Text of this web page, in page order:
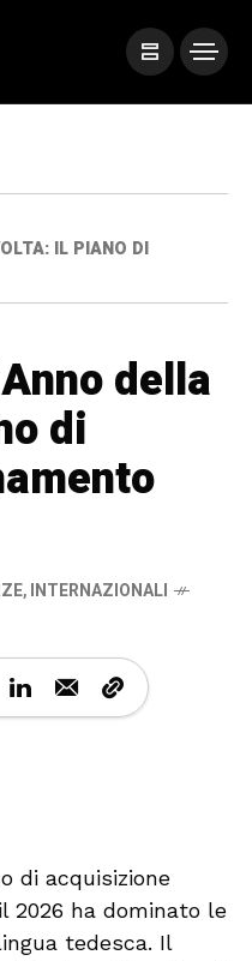
IL PIANO DI
della
di
,INTERNAZIONALI
di acquisizione
2026 ha dominato le
tedesca. Il